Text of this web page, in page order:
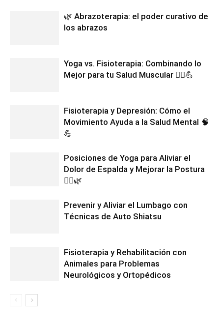
🌿 Abrazoterapia: el poder curativo de
los abrazos
Yoga vs. Fisioterapia: Combinando lo
Mejor para tu Salud Muscular 🧘‍♀️💪
Fisioterapia y Depresión: Cómo el
Movimiento Ayuda a la Salud Mental 🧠
💪
Posiciones de Yoga para Aliviar el
Dolor de Espalda y Mejorar la Postura
🧘‍♀️🌿
Prevenir y Aliviar el Lumbago con
Técnicas de Auto Shiatsu
Fisioterapia y Rehabilitación con
Animales para Problemas
Neurológicos y Ortopédicos